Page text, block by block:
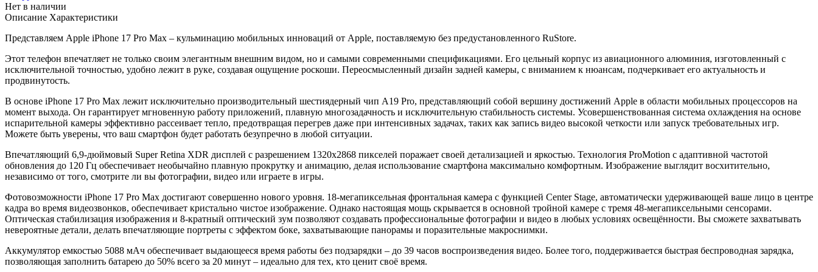
Нет в наличии
Описание Характеристики
Представляем Apple iPhone 17 Pro Max – кульминацию мобильных инноваций от Apple, поставляемую без предустановленного RuStore.
Этот телефон впечатляет не только своим элегантным внешним видом, но и самыми современными спецификациями. Его цельный корпус из авиационного алюминия, изготовленный с
исключительной точностью, удобно лежит в руке, создавая ощущение роскоши. Переосмысленный дизайн задней камеры, с вниманием к нюансам, подчеркивает его актуальность и
продвинутость.
В основе iPhone 17 Pro Max лежит исключительно производительный шестиядерный чип A19 Pro, представляющий собой вершину достижений Apple в области мобильных процессоров на
момент выхода. Он гарантирует мгновенную работу приложений, плавную многозадачность и исключительную стабильность системы. Усовершенствованная система охлаждения на основе
испарительной камеры эффективно рассеивает тепло, предотвращая перегрев даже при интенсивных задачах, таких как запись видео высокой четкости или запуск требовательных игр.
Можете быть уверены, что ваш смартфон будет работать безупречно в любой ситуации.
Впечатляющий 6,9-дюймовый Super Retina XDR дисплей с разрешением 1320x2868 пикселей поражает своей детализацией и яркостью. Технология ProMotion с адаптивной частотой
обновления до 120 Гц обеспечивает необычайно плавную прокрутку и анимацию, делая использование смартфона максимально комфортным. Изображение выглядит восхитительно,
независимо от того, смотрите ли вы фотографии, видео или играете в игры.
Фотовозможности iPhone 17 Pro Max достигают совершенно нового уровня. 18-мегапиксельная фронтальная камера с функцией Center Stage, автоматически удерживающей ваше лицо в центре
кадра во время видеозвонков, обеспечивает кристально чистое изображение. Однако настоящая мощь скрывается в основной тройной камере с тремя 48-мегапиксельными сенсорами.
Оптическая стабилизация изображения и 8-кратный оптический зум позволяют создавать профессиональные фотографии и видео в любых условиях освещённости. Вы сможете захватывать
невероятные детали, делать впечатляющие портреты с эффектом боке, захватывающие панорамы и поразительные макроснимки.
Аккумулятор емкостью 5088 мАч обеспечивает выдающееся время работы без подзарядки – до 39 часов воспроизведения видео. Более того, поддерживается быстрая беспроводная зарядка,
позволяющая заполнить батарею до 50% всего за 20 минут – идеально для тех, кто ценит своё время.